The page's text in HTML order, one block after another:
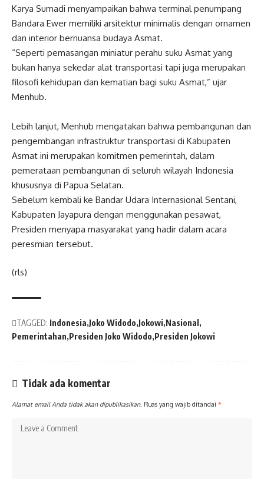
Karya Sumadi menyampaikan bahwa terminal penumpang
Bandara Ewer memiliki arsitektur minimalis dengan ornamen
dan interior bernuansa budaya Asmat.
“Seperti pemasangan miniatur perahu suku Asmat yang
bukan hanya sekedar alat transportasi tapi juga merupakan
filosofi kehidupan dan kematian bagi suku Asmat,” ujar
Menhub.
Lebih lanjut, Menhub mengatakan bahwa pembangunan dan
pengembangan infrastruktur transportasi di Kabupaten
Asmat ini merupakan komitmen pemerintah, dalam
pemerataan pembangunan di seluruh wilayah Indonesia
khususnya di Papua Selatan.
Sebelum kembali ke Bandar Udara Internasional Sentani,
Kabupaten Jayapura dengan menggunakan pesawat,
Presiden menyapa masyarakat yang hadir dalam acara
peresmian tersebut.
(rls)
TAGGED: Indonesia Joko Widodo Jokowi Nasional
Pemerintahan Presiden Joko Widodo Presiden Jokowi
Tidak ada komentar
Alamat email Anda tidak akan dipublikasikan. Ruas yang wajib ditandai *